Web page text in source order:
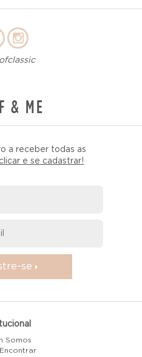
& ME
a receber todas as
e se cadastrar!
se
Somos